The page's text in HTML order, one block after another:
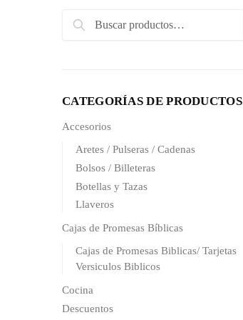
Search
Search
CATEGORÍAS DE PRODUCTOS
Accesorios
Aretes / Pulseras / Cadenas
Bolsos / Billeteras
Botellas y Tazas
Llaveros
Cajas de Promesas Bíblicas
Cajas de Promesas Biblicas/ Tarjetas
Versiculos Biblicos
Cocina
Descuentos